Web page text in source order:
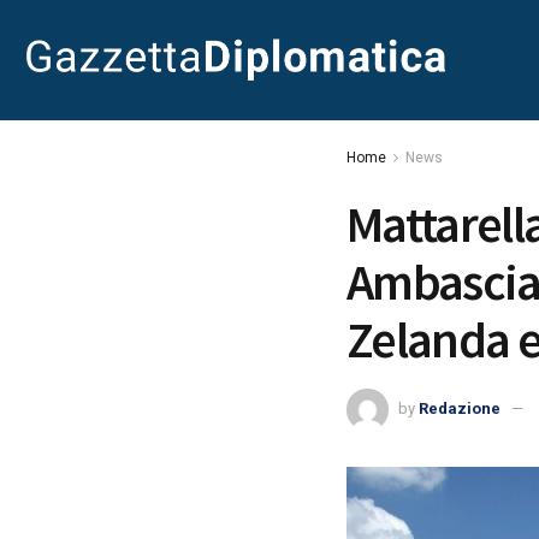
Home News
Zelanda
by Redazione